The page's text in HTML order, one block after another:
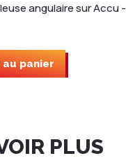
angulaire sur Accu -
panier
PLUS